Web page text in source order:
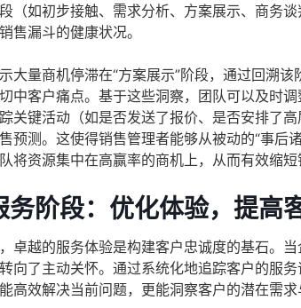
（如初步接触、需求分析、方案展示、商务
售漏斗的健康状况。
大量商机停滞在“方案展示”阶段，通过回溯该
中客户痛点。基于这些洞察，团队可以及时
关键活动（如是否发送了报价、是否安排了
预测。这使得销售管理者能够从被动的“事后
将资源集中在高赢率的商机上，从而有效缩短
务阶段：优化体验，提高
卓越的服务体验是构建客户忠诚度的基石。
向了主动关怀。通过系统化地追踪客户的服
高效解决当前问题，更能洞察客户的潜在需